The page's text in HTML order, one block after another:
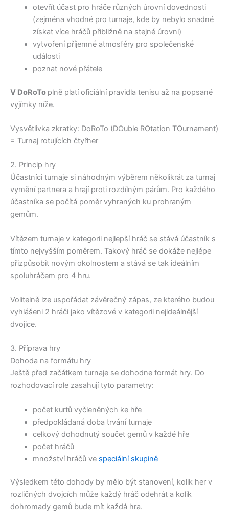
otevřít účast pro hráče různých úrovní dovednosti
(zejména vhodné pro turnaje, kde by nebylo snadné
získat více hráčů přibližně na stejné úrovni)
vytvoření příjemné atmosféry pro společenské
události
poznat nové přátele
V DoRoTo plně platí oficiální pravidla tenisu až na popsané
vyjímky níže.
Vysvětlivka zkratky: DoRoTo (DOuble ROtation TOurnament)
= Turnaj rotujících čtyřher
2. Princip hry
Účastníci turnaje si náhodným výběrem několikrát za turnaj
vymění partnera a hrají proti rozdílným párům. Pro každého
účastníka se počítá poměr vyhraných ku prohraným
gemům.
Vítězem turnaje v kategorii nejlepší hráč se stává účastník s
tímto nejvyšším poměrem. Takový hráč se dokáže nejlépe
přizpůsobit novým okolnostem a stává se tak ideálním
spoluhráčem pro 4 hru.
Volitelně lze uspořádat závěrečný zápas, ze kterého budou
vyhlášeni 2 hráči jako vítězové v kategorii nejideálnější
dvojice.
3. Příprava hry
Dohoda na formátu hry
Ještě před začátkem turnaje se dohodne formát hry. Do
rozhodovací role zasahují tyto parametry:
počet kurtů vyčleněných ke hře
předpokládaná doba trvání turnaje
celkový dohodnutý součet gemů v každé hře
počet hráčů
množství hráčů ve speciální skupině
Výsledkem této dohody by mělo být stanovení, kolik her v
rozličných dvojcích může každý hráč odehrát a kolik
dohromady gemů bude mít každá hra.